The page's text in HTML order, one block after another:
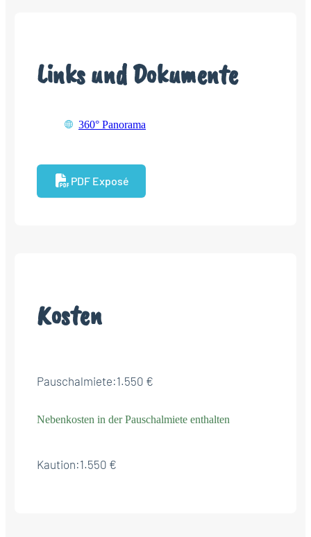
Links und Dokumente
360° Panorama
PDF Exposé
Kosten
Pauschalmiete:1.550 €
Nebenkosten in der Pauschalmiete enthalten
Kaution:1.550 €